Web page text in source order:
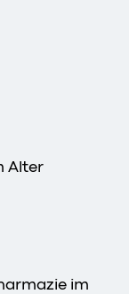
Alter
im